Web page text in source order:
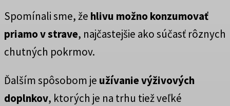
Spomínali sme, že hlivu možno konzumovať
priamo v strave, najčastejšie ako súčasť rôznych
chutných pokrmov.
Ďalším spôsobom je užívanie výživových
doplnkov, ktorých je na trhu tiež veľké